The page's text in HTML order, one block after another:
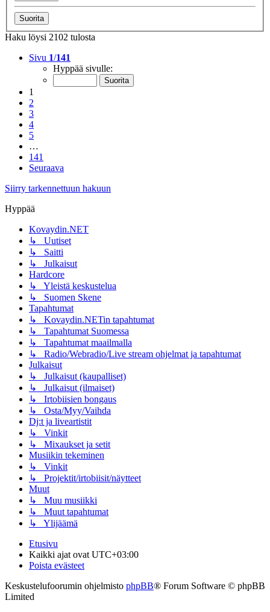
Haku löysi 2102 tulosta
Sivu 1/141
Hyppää sivulle:
1
2
3
4
5
…
141
Seuraava
Siirry tarkennettuun hakuun
Hyppää
Kovaydin.NET
↳ Uutiset
↳ Saitti
↳ Julkaisut
Hardcore
↳ Yleistä keskustelua
↳ Suomen Skene
Tapahtumat
↳ Kovaydin.NETin tapahtumat
↳ Tapahtumat Suomessa
↳ Tapahtumat maailmalla
↳ Radio/Webradio/Live stream ohjelmat ja tapahtumat
Julkaisut
↳ Julkaisut (kaupalliset)
↳ Julkaisut (ilmaiset)
↳ Irtobiisien bongaus
↳ Osta/Myy/Vaihda
Dj:t ja liveartistit
↳ Vinkit
↳ Mixaukset ja setit
Musiikin tekeminen
↳ Vinkit
↳ Projektit/irtobiisit/näytteet
Muut
↳ Muu musiikki
↳ Muut tapahtumat
↳ Ylijäämä
Etusivu
Kaikki ajat ovat UTC+03:00
Poista evästeet
Keskustelufoorumin ohjelmisto phpBB® Forum Software © phpBB
Limited